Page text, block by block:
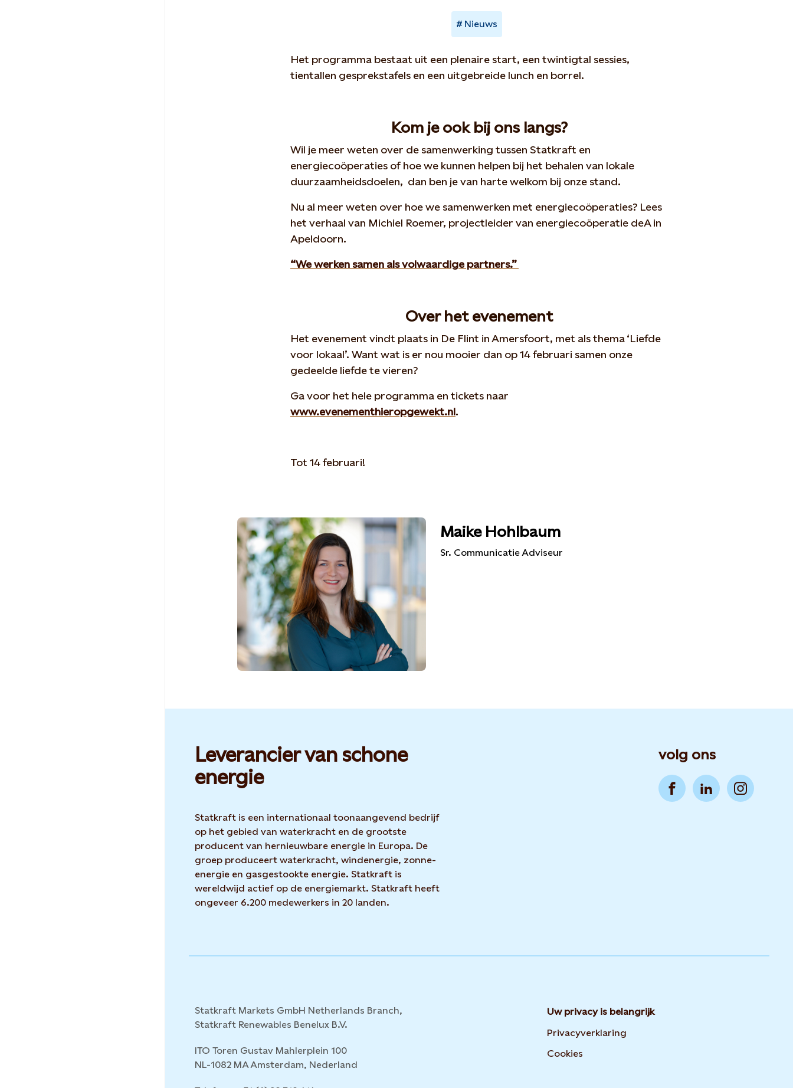
Nieuws
Het programma bestaat uit een plenaire start, een twintigtal sessies,
tientallen gesprekstafels en een uitgebreide lunch en borrel.
Kom je ook bij ons langs?
Wil je meer weten over de samenwerking tussen Statkraft en
energiecoöperaties of hoe we kunnen helpen bij het behalen van lokale
duurzaamheidsdoelen, dan ben je van harte welkom bij onze stand.
Nu al meer weten over hoe we samenwerken met energiecoöperaties? Lees
het verhaal van Michiel Roemer, projectleider van energiecoöperatie deA in
Apeldoorn.
“We werken samen als volwaardige partners.”
Over het evenement
Het evenement vindt plaats in De Flint in Amersfoort, met als thema ‘Liefde
voor lokaal’. Want wat is er nou mooier dan op 14 februari samen onze
gedeelde liefde te vieren?
Ga voor het hele programma en tickets naar
www.evenementhieropgewekt.nl.
Tot 14 februari!
Maike Hohlbaum
Sr. Communicatie Adviseur
Leverancier van schone
energie
Statkraft is een internationaal toonaangevend bedrijf
op het gebied van waterkracht en de grootste
producent van hernieuwbare energie in Europa. De
groep produceert waterkracht, windenergie, zonne-
energie en gasgestookte energie. Statkraft is
wereldwijd actief op de energiemarkt. Statkraft heeft
ongeveer 6.200 medewerkers in 20 landen.
volg ons
Statkraft Markets GmbH Netherlands Branch,
Statkraft Renewables Benelux B.V.
ITO Toren Gustav Mahlerplein 100
NL-1082 MA Amsterdam, Nederland
Uw privacy is belangrijk
Privacyverklaring
Cookies